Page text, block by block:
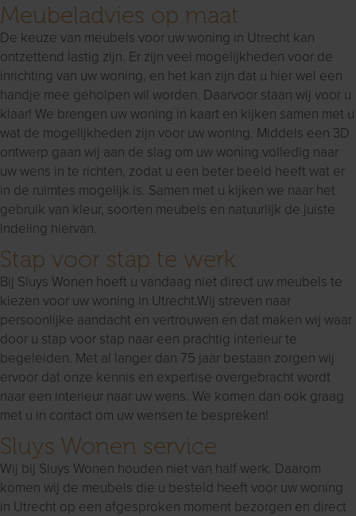
Meubeladvies op maat
De keuze van meubels voor uw woning in Utrecht kan
ontzettend lastig zijn. Er zijn veel mogelijkheden voor de
inrichting van uw woning, en het kan zijn dat u hier wel een
handje mee geholpen wil worden. Daarvoor staan wij voor u
klaar! We brengen uw woning in kaart en kijken samen met u
wat de mogelijkheden zijn voor uw woning. Middels een 3D
ontwerp gaan wij aan de slag om uw woning volledig naar
uw wens in te richten, zodat u een beter beeld heeft wat er
in de ruimtes mogelijk is. Samen met u kijken we naar het
gebruik van kleur, soorten meubels en natuurlijk de juiste
indeling hiervan.
Stap voor stap te werk
Bij Sluys Wonen hoeft u vandaag niet direct uw meubels te
kiezen voor uw woning in Utrecht.Wij streven naar
persoonlijke aandacht en vertrouwen en dat maken wij waar
door u stap voor stap naar een prachtig interieur te
begeleiden. Met al langer dan 75 jaar bestaan zorgen wij
ervoor dat onze kennis en expertise overgebracht wordt
naar een interieur naar uw wens. We komen dan ook graag
met u in contact om uw wensen te bespreken!
Sluys Wonen service
Wij bij Sluys Wonen houden niet van half werk. Daarom
komen wij de meubels die u besteld heeft voor uw woning
in Utrecht op een afgesproken moment bezorgen en direct